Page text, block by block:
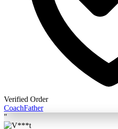
Verified Order
CoachFather
"